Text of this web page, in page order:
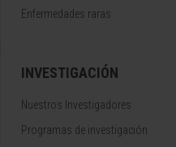
Enfermedades raras
INVESTIGACIÓN
Nuestros Investigadores
Programas de investigación